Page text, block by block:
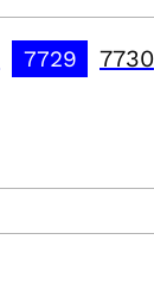
7729 7730